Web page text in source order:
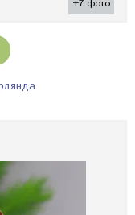
+7 фото